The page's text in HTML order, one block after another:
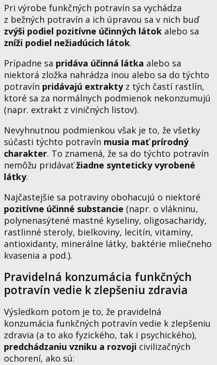
Pri výrobe funkčných potravín sa vychádza
z bežných potravín a ich úpravou sa v nich buď
zvýši podiel pozitívne účinných látok alebo sa
zníži podiel nežiadúcich látok.
Prípadne sa pridáva účinná látka alebo sa
niektorá zložka nahrádza inou alebo sa do týchto
potravín pridávajú extrakty z tých častí rastlín,
ktoré sa za normálnych podmienok nekonzumujú
(napr. extrakt z viničných listov).
Nevyhnutnou podmienkou však je to, že všetky
súčasti týchto potravín musia mať prírodný
charakter. To znamená, že sa do týchto potravín
nemôžu pridávaťžiadne synteticky vyrobené
látky.
Najčastejšie sa potraviny obohacujú o niektoré
pozitívne účinné substancie (napr. o vlákninu,
polynenasýtené mastné kyseliny, oligosacharidy,
rastlinné steroly, bielkoviny, lecitín, vitamíny,
antioxidanty, minerálne látky, baktérie mliečneho
kvasenia a pod.).
Pravidelná konzumácia funkčných
potravín vedie k zlepšeniu zdravia
Výsledkom potom je to, že pravidelná
konzumácia funkčných potravín vedie k zlepšeniu
zdravia (a to ako fyzického, tak i psychického),
predchádzaniu vzniku a rozvoji civilizačných
ochorení, ako sú: